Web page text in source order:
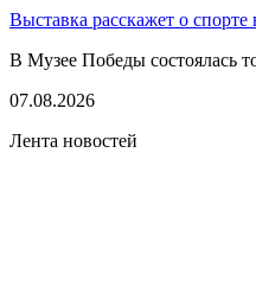
Выставка расскажет о
В Музее Победы состоялась
07.08.2026
Лента новостей